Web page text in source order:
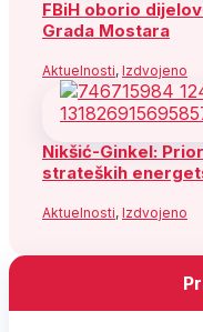
FBiH oborio
Grada Mostara
Aktuelnosti, Izdvojeno
Nikšić-Ginkel:
strateških
Aktuelnosti, Izdvojeno